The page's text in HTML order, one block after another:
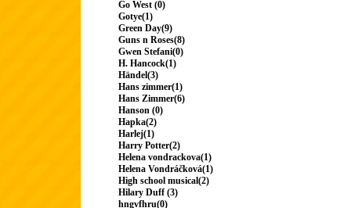
Go West (0)
Gotye(1)
Green Day(9)
Guns n Roses(8)
Gwen Stefani(0)
H. Hancock(1)
Händel(3)
Hans zimmer(1)
Hans Zimmer(6)
Hanson (0)
Hapka(2)
Harlej(1)
Harry Potter(2)
Helena vondrackova(1)
Helena Vondráčková(1)
High school musical(2)
Hilary Duff (3)
hngvfhru(0)